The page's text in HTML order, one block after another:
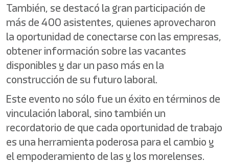
También, se destacó la gran participación de
más de 400 asistentes, quienes aprovecharon
la oportunidad de conectarse con las empresas,
obtener información sobre las vacantes
disponibles y dar un paso más en la
construcción de su futuro laboral.
Este evento no sólo fue un éxito en términos de
vinculación laboral, sino también un
recordatorio de que cada oportunidad de trabajo
es una herramienta poderosa para el cambio y
el empoderamiento de las y los morelenses.